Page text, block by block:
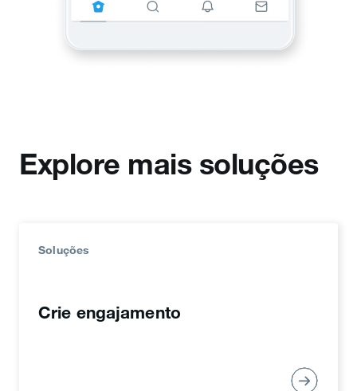
Explore mais soluções
Soluções
Crie engajamento